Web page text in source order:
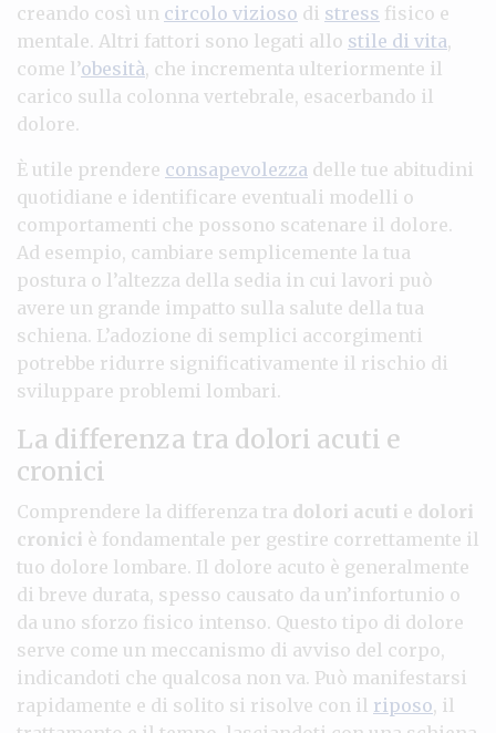
creando così un circolo vizioso di stress fisico e
mentale. Altri fattori sono legati allo stile di vita,
come l’obesità, che incrementa ulteriormente il
carico sulla colonna vertebrale, esacerbando il
dolore.
È utile prendere consapevolezza delle tue abitudini
quotidiane e identificare eventuali modelli o
comportamenti che possono scatenare il dolore.
Ad esempio, cambiare semplicemente la tua
postura o l’altezza della sedia in cui lavori può
avere un grande impatto sulla salute della tua
schiena. L’adozione di semplici accorgimenti
potrebbe ridurre significativamente il rischio di
sviluppare problemi lombari.
La differenza tra dolori acuti e
cronici
Comprendere la differenza tra dolori acuti e dolori
cronici è fondamentale per gestire correttamente il
tuo dolore lombare. Il dolore acuto è generalmente
di breve durata, spesso causato da un’infortunio o
da uno sforzo fisico intenso. Questo tipo di dolore
serve come un meccanismo di avviso del corpo,
indicandoti che qualcosa non va. Può manifestarsi
rapidamente e di solito si risolve con il riposo, il